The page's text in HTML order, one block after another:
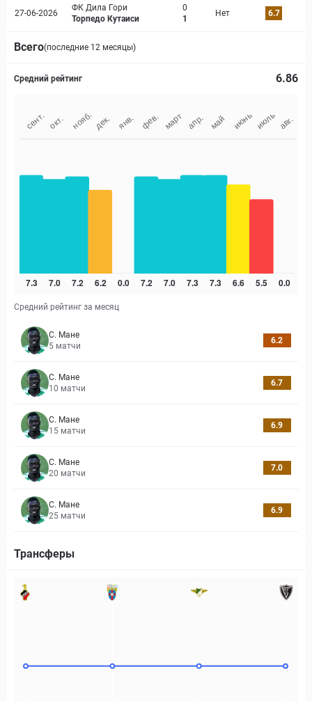
27-06-2026
ФК Дила Гори
Торпедо Кутаиси
0
1
Нет 6.7
Всего(последние 12 месяцы)
Средний рейтинг 6.86
Средний рейтинг за месяц
С. Мане
5 матчи
6.2
С. Мане
10 матчи
6.7
С. Мане
15 матчи
6.9
С. Мане
20 матчи
7.0
С. Мане
25 матчи
6.9
Трансферы